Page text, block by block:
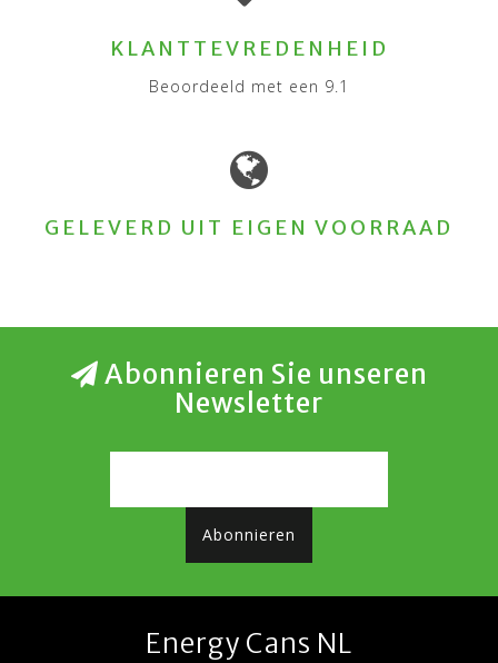
KLANTTEVREDENHEID
Beoordeeld met een 9.1
GELEVERD UIT EIGEN VOORRAAD
Abonnieren Sie unseren
Newsletter
Abonnieren
Energy Cans NL